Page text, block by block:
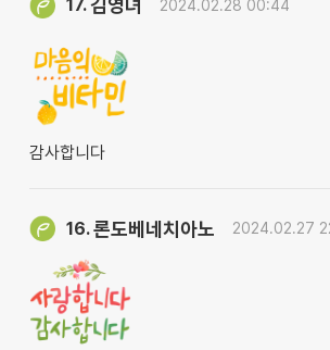
17.김영녀 2024.02.28 00:44
감사합니다
16.론도베네치아노 2024.02.27